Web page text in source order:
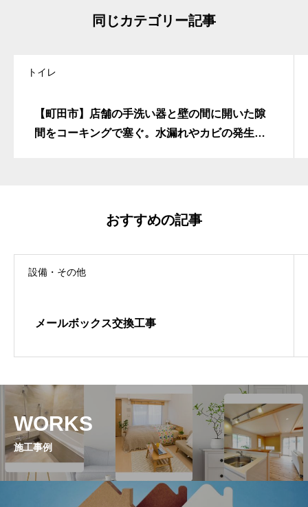
同じカテゴリー記事
トイレ
【町田市】店舗の手洗い器と壁の間に開いた隙
間をコーキングで塞ぐ。水漏れやカビの発生を
おすすめの記事
設備・その他
メールボックス交換工事
WORKS
施工事例